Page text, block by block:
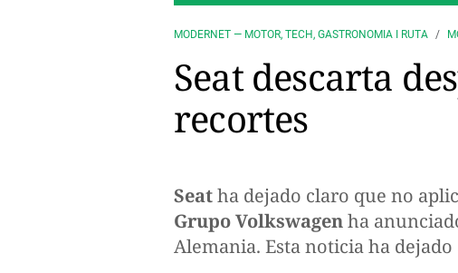
MODERNET — MOTOR, TECH, GASTRONOMIA I RUTA
Seat descarta
recortes
Seatha dejado claro que no
Grupo Volkswagenha
Alemania. Esta noticia ha